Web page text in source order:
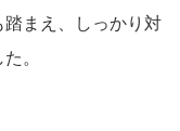
まえ、しっかり対
。